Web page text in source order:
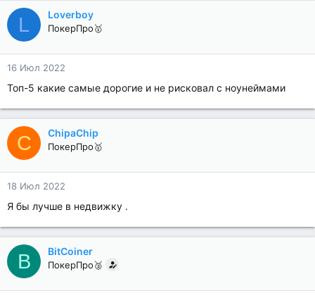
L Loverboy
ПокерПро🥇
16 Июл 2022
Топ-5 какие самые дорогие и не рисковал с ноунеймами
C ChipaChip
ПокерПро🥇
18 Июл 2022
Я бы лучше в недвижку .
B BitCoiner
ПокерПро🥈